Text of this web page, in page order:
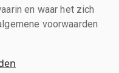
en waar het zich
voorwaarden